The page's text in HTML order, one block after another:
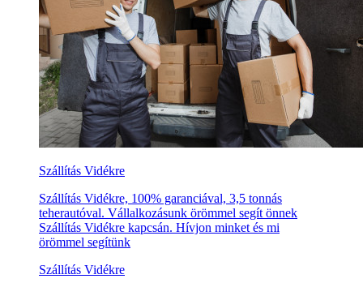
Szállítás Vidékre
Szállítás Vidékre, 100% garanciával, 3,5 tonnás
teherautóval. Vállalkozásunk örömmel segít önnek
Szállítás Vidékre kapcsán. Hívjon minket és mi
örömmel segítünk
Szállítás Vidékre